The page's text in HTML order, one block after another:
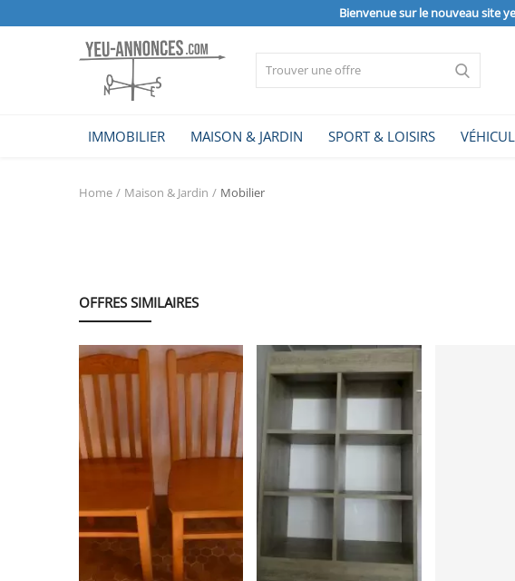
Bienvenue sur le nouveau site
IMMOBILIER MAISON & JARDIN SPORT & LOISIRS
SPORT & LOISIRS
VÉHICULE
ÉVÉNEMENT
Home Maison & Jardin Mobilier
OFFRES SIMILAIRES